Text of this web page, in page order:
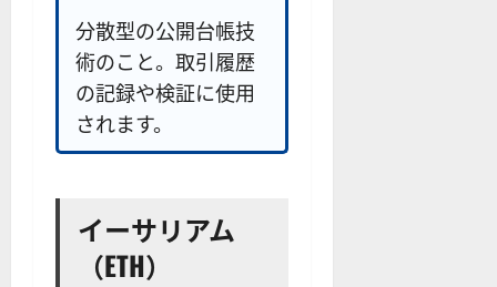
分散型の公開台帳技
術のこと。取引履歴
の記録や検証に使用
されます。
イーサリアム
（ETH）